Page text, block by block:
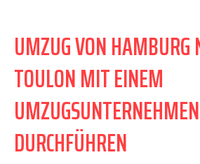
UMZUG VON HAMBURG
TOULON MIT EINEM
UMZUGSUNTERNEHMEN
DURCHFÜHREN